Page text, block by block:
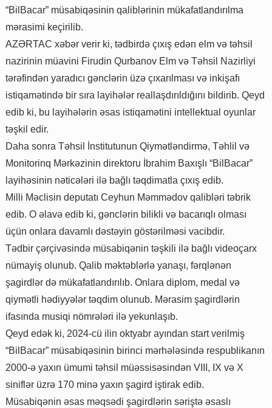
“BilBacar” müsabiqəsinin qaliblərinin mükafatlandırılma
mərasimi keçirilib.
AZƏRTAC xəbər verir ki, tədbirdə çıxış edən elm və təhsil
nazirinin müavini Firudin Qurbanov Elm və Təhsil Nazirliyi
tərəfindən yaradıcı gənclərin üzə çıxarılması və inkişafı
istiqamətində bir sıra layihələr reallaşdırıldığını bildirib. Qeyd
edib ki, bu layihələrin əsas istiqamətini intellektual oyunlar
təşkil edir.
Daha sonra Təhsil İnstitutunun Qiymətləndirmə, Təhlil və
Monitorinq Mərkəzinin direktoru İbrahim Baxışlı “BilBacar”
layihəsinin nəticələri ilə bağlı təqdimatla çıxış edib.
Milli Məclisin deputatı Ceyhun Məmmədov qalibləri təbrik
edib. O əlavə edib ki, gənclərin bilikli və bacarıqlı olması
üçün onlara davamlı dəstəyin göstərilməsi vacibdir.
Tədbir çərçivəsində müsabiqənin təşkili ilə bağlı videoçarx
nümayiş olunub. Qalib məktəblərlə yanaşı, fərqlənən
şagirdlər də mükafatlandırılıb. Onlara diplom, medal və
qiymətli hədiyyələr təqdim olunub. Mərasim şagirdlərin
ifasında musiqi nömrələri ilə yekunlaşıb.
Qeyd edək ki, 2024-cü ilin oktyabr ayından start verilmiş
“BilBacar” müsabiqəsinin birinci mərhələsində respublikanın
2000-ə yaxın ümumi təhsil müəssisəsindən VIII, IX və X
siniflər üzrə 170 minə yaxın şagird iştirak edib.
Müsabiqənin əsas məqsədi şagirdlərin səriştə əsaslı